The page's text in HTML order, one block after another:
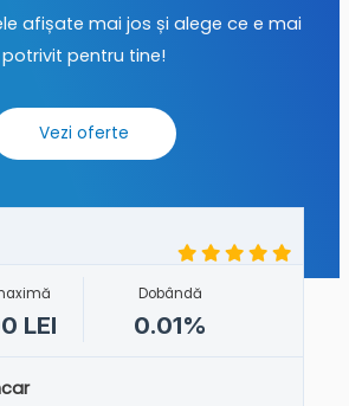
afișate mai jos și alege ce e mai
potrivit pentru tine!
Vezi oferte
LEI
Dobândă
0.01%